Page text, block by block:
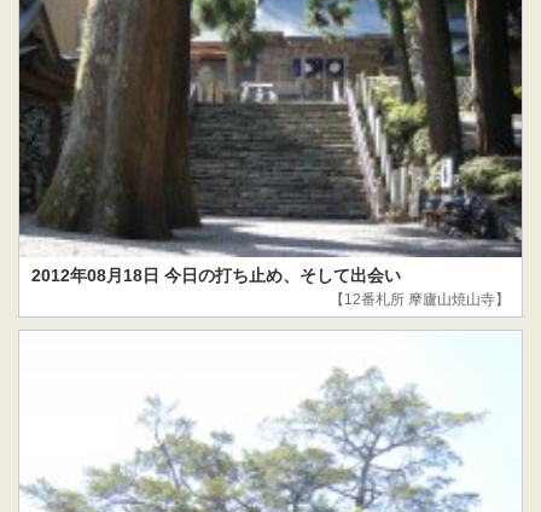
2012年08月18日 今日の打ち止め、そして出会い
【12番札所 摩廬山焼山寺】